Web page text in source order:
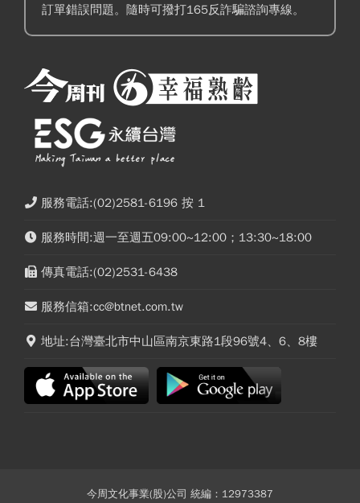
訂單錯誤問題。隨時可撥打165反詐騙諮詢專線。
服務電話:(02)2581-6196 按 1
服務時間:週一至週五09:00~12:00；13:30~18:00
傳真電話:(02)2531-6438
服務信箱:cc@btnet.com.tw
地址:台灣臺北市中山區南京東路1段96號4、6、8樓
今周文化事業(股)公司 統編：12973387